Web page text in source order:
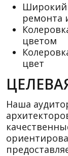
Широкий
ремонта
цветом
цвет
Наша